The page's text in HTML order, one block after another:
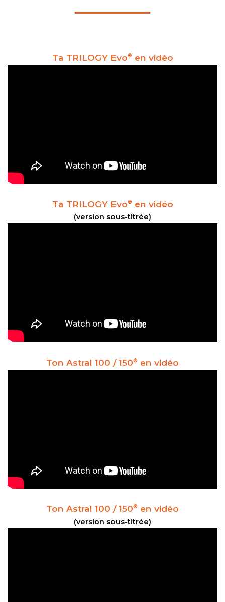
Ta TRILOGY Evo® en vidéo
Ta TRILOGY Evo® en vidéo
(version sous-titrée)
Ton Astral 100 / 150® en vidéo
Ton Astral 100 / 150® en vidéo
(version sous-titrée)